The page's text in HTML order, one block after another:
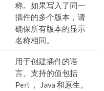
称。如果写入了同一
插件的多个版本，请
确保所有版本的显示
名称相同。
用于创建插件的语
言。支持的值包括
Perl ， Java 和原生。